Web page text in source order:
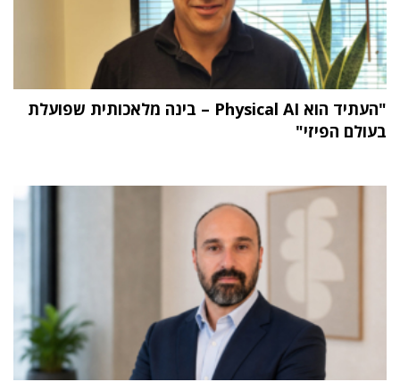
"העתיד הוא Physical AI – בינה מלאכותית שפועלת
בעולם הפיזי"